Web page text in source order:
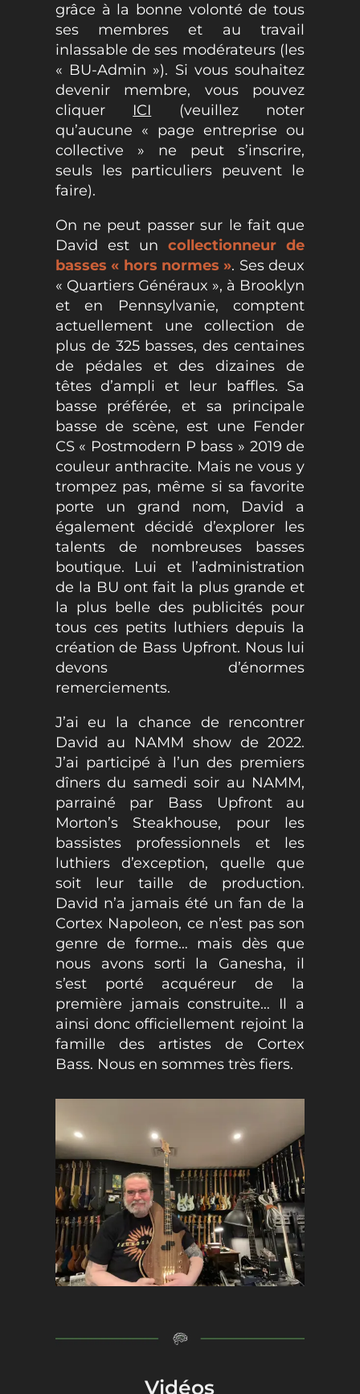
grâce à la bonne volonté de tous
ses membres et au travail
inlassable de ses modérateurs (les
« BU-Admin »). Si vous souhaitez
devenir membre, vous pouvez
cliquer ICI (veuillez noter
qu’aucune « page entreprise ou
collective » ne peut s’inscrire,
seuls les particuliers peuvent le
faire).
On ne peut passer sur le fait que
David est uncollectionneur de
basses « hors normes ». Ses deux
« Quartiers Généraux », à Brooklyn
et en Pennsylvanie, comptent
actuellement une collection de
plus de 325 basses, des centaines
de pédales et des dizaines de
têtes d’ampli et leur baffles. Sa
basse préférée, et sa principale
basse de scène, est une Fender
CS « Postmodern P bass » 2019 de
couleur anthracite. Mais ne vous y
trompez pas, même si sa favorite
porte un grand nom, David a
également décidé d’explorer les
talents de nombreuses basses
boutique. Lui et l’administration
de la BU ont fait la plus grande et
la plus belle des publicités pour
tous ces petits luthiers depuis la
création de Bass Upfront. Nous lui
devons d’énormes
remerciements.
J’ai eu la chance de rencontrer
David au NAMM show de 2022.
J’ai participé à l’un des premiers
dîners du samedi soir au NAMM,
parrainé par Bass Upfront au
Morton’s Steakhouse, pour les
bassistes professionnels et les
luthiers d’exception, quelle que
soit leur taille de production.
David n’a jamais été un fan de la
Cortex Napoleon, ce n’est pas son
genre de forme… mais dès que
nous avons sorti la Ganesha, il
s’est porté acquéreur de la
première jamais construite… Il a
ainsi donc officiellement rejoint la
famille des artistes de Cortex
Bass. Nous en sommes très fiers.
Vidéos